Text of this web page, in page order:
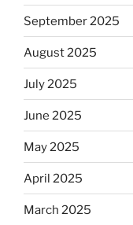
September 2025
August 2025
July 2025
June 2025
May 2025
April 2025
March 2025